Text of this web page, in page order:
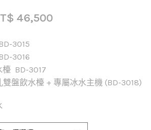
46,500
3015
3016
檯 BD-3017
雙盤飲水檯 + 專屬冰水主機 (BD-3018)